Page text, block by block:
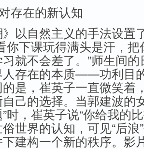
存在的新认知
自然主义的手法设置
你下课玩得满头是汗，
就不会差了。”师生间
人存在的本质——功利目
是，崔英子一直微笑着
己的选择。当郭建波的
时，崔英子说“你给我的
世界的认知，可见“后浪
建构一个新的秩序。影